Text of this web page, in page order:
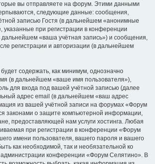
вы отправляете на форум. Этими данными
следующие данные: сообщения,
записью Гостя (в дальнейшем «анонимные
при регистрации в конференции
«ваша учётная запись») и сообщения,
регистрации и авторизации (в дальнейшем
содержать, как минимум, однозначно
(в дальнейшем «ваше имя пользователя»),
для входа под вашей учётной записью (далее
адрес email (в дальнейшем «ваш адрес
из вашей учётной записи на форумах «Форум
законами о защите компьютерной информации,
предоставляющей нам услуги хостинга. Любая
при регистрации в конференции «Форум
имени пользователя, вашего пароля и вашего
как необходимой, так и необязательной ко
администрации конференции «Форум Селятино». В